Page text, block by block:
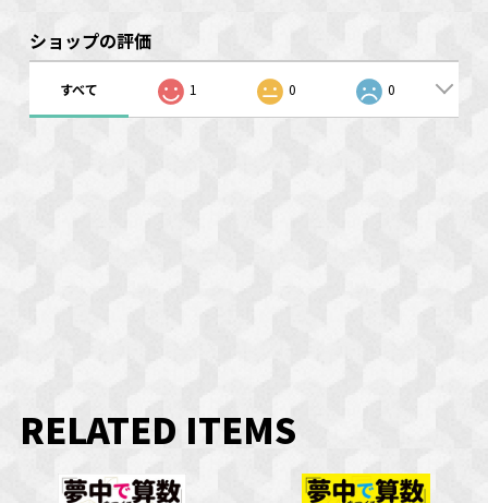
ショップの評価
すべて 1 0 0
RELATED ITEMS